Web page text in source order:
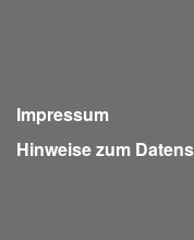
Impressum
Hinweise zum